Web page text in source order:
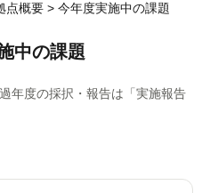
点概要 今年度実施中の課題
中の課題
年度の採択・報告は「実施報告